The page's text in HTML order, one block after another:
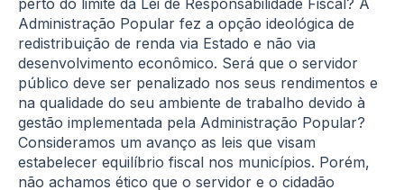
Administração Popular fez a opção ideológica de
redistribuição de renda via Estado e não via
desenvolvimento econômico. Será que o servidor
público deve ser penalizado nos seus rendimentos e
na qualidade do seu ambiente de trabalho devido à
gestão implementada pela Administração Popular?
Consideramos um avanço as leis que visam
estabelecer equilíbrio fiscal nos municípios. Porém,
não achamos ético que o servidor e o cidadão